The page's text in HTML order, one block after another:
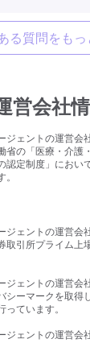
る質問をもっ
営会社
ジェントの運営会
省の「医療・介護
認定制度」におい
ジェントの運営会
取引所プライム上
ジェントの運営会
シーマークを取得
ています。
ジェントの運営会